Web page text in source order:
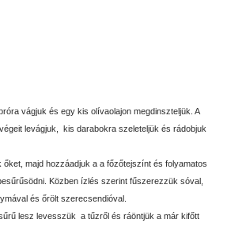
vágjuk és egy kis olívaolajon megdinszteljük. A
levágjuk, kis darabokra szeleteljük és rádobjuk
őket, majd hozzáadjuk a a főzőtejszínt és folyamatos
Közben ízlés szerint fűszerezzük sóval,
és őrölt szerecsendióval.
lesz levesszük a tűzről és ráöntjük a már kifőtt